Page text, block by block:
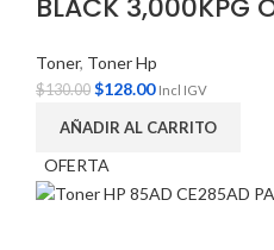
BLACK 3,000KPG
Toner, Toner Hp
$130.00 $128.00 Incl IGV
AÑADIR AL CARRITO
OFERTA